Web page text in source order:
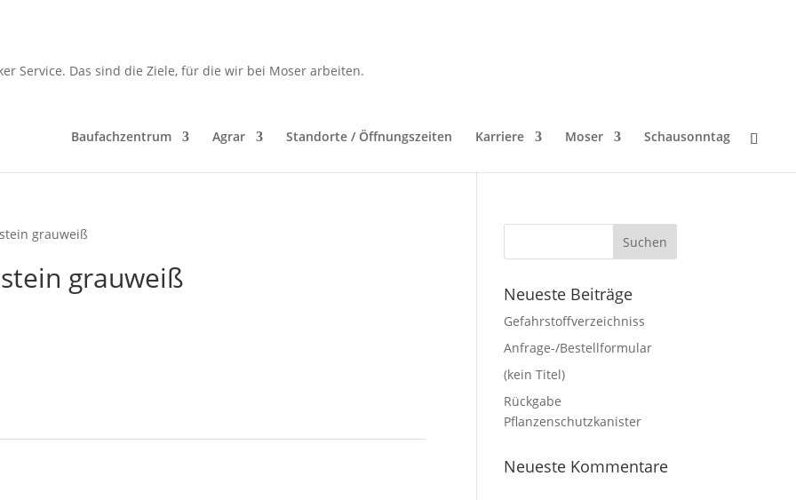
Service. Das sind die Ziele, für die wir bei Moser arbeiten.
Baufachzentrum Agrar Standorte / Öffnungszeiten Karriere Moser Schausonntag
grauweiß
grauweiß Neueste Beiträge
Gefahrstoffverzeichniss
Anfrage-/Bestellformular
(kein Titel)
Rückgabe
Pflanzenschutzkanister
Neueste Kommentare